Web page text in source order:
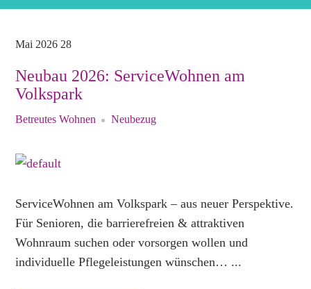
Mai 2026 28
Neubau 2026: ServiceWohnen am
Volkspark
Betreutes Wohnen Neubezug
ServiceWohnen am Volkspark – aus neuer Perspektive.
Für Senioren, die barrierefreien & attraktiven
Wohnraum suchen oder vorsorgen wollen und
individuelle Pflegeleistungen wünschen… ...